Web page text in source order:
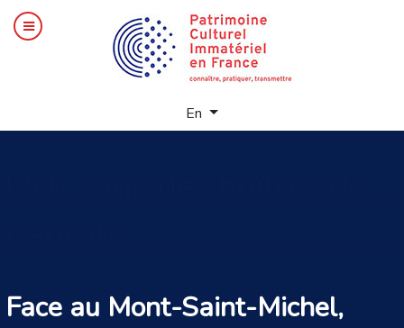
En
Face au Mont-Saint-Michel,